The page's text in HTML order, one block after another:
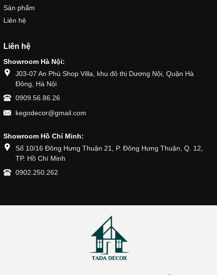
Sản phẩm
Liên hệ
Liên hệ
Showroom Hà Nội:
J03-07 An Phú Shop Villa, khu đô thị Dương Nội, Quận Hà
Đông, Hà Nội
0909.56.86.26
kegodecor@gmail.com
Showroom Hồ Chí Minh:
Số 10/16 Đông Hưng Thuận 21, P. Đông Hưng Thuận, Q. 12,
TP. Hồ Chí Minh
0902.250.262